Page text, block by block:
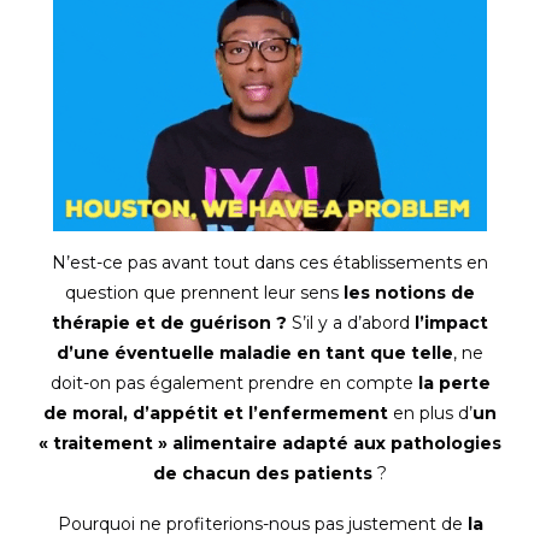
N’est-ce pas avant tout dans ces établissements en
question que prennent leur sens les notions de
thérapie et de guérison ? S’il y a d’abord l’impact
d’une éventuelle maladie en tant que telle, ne
doit-on pas également prendre en compte la perte
de moral, d’appétit et l’enfermement en plus d’un
« traitement » alimentaire adapté aux pathologies
de chacun des patients ?
Pourquoi ne profiterions-nous pas justement de la